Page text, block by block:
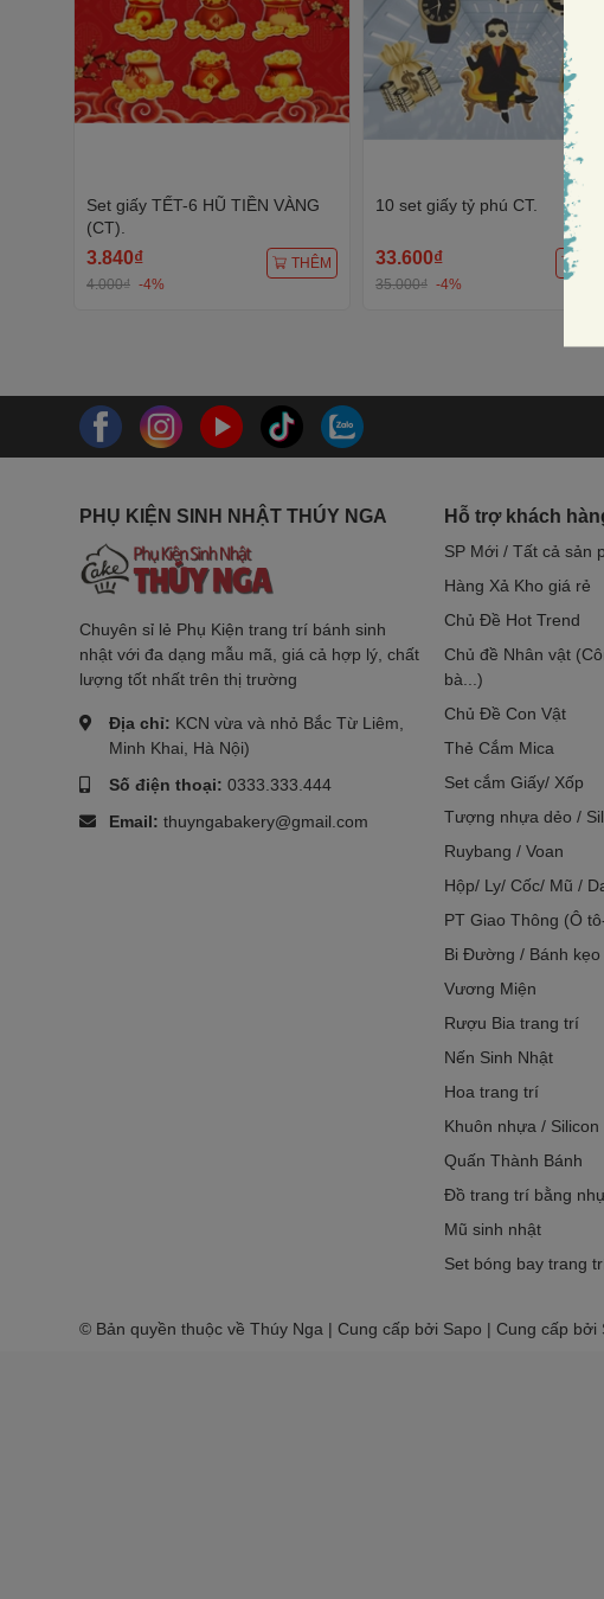
Set giấy TẾT-6 HŨ TIỀN VÀNG
(CT).
3.840₫
4.000₫ -4%
THÊM
10 set giấy tỷ phú CT.
33.600₫
35.000₫ -4%
PHỤ KIỆN SINH NHẬT THÚY NGA
Chuyên sỉ lẻ Phụ Kiện trang trí bánh sinh
nhật với đa dạng mẫu mã, giá cả hợp lý, chất
lượng tốt nhất trên thị trường
Địa chỉ: KCN vừa và nhỏ Bắc Từ Liêm,
Minh Khai, Hà Nội)
Số điện thoại: 0333.333.444
Email: thuyngabakery@gmail.com
Hỗ trợ khách
SP Mới / Tất cả sản
Hàng Xả Kho giá rẻ
Chủ Đề Hot Trend
Chủ đề Nhân vật
bà...)
Chủ Đề Con Vật
Thẻ Cắm Mica
Set cắm Giấy/ Xốp
Tượng nhựa dẻo /
Ruybang / Voan
Hộp/ Ly/ Cốc/ Mũ /
PT Giao Thông (Ô
Bi Đường / Bánh
Vương Miện
Rượu Bia trang trí
Nến Sinh Nhật
Hoa trang trí
Khuôn nhựa / Silicon
Quấn Thành Bánh
Đồ trang trí bằng
Mũ sinh nhật
Set bóng bay trang
© Bản quyền thuộc về Thúy Nga | Cung cấp bởi Sapo | Cung cấp bởi